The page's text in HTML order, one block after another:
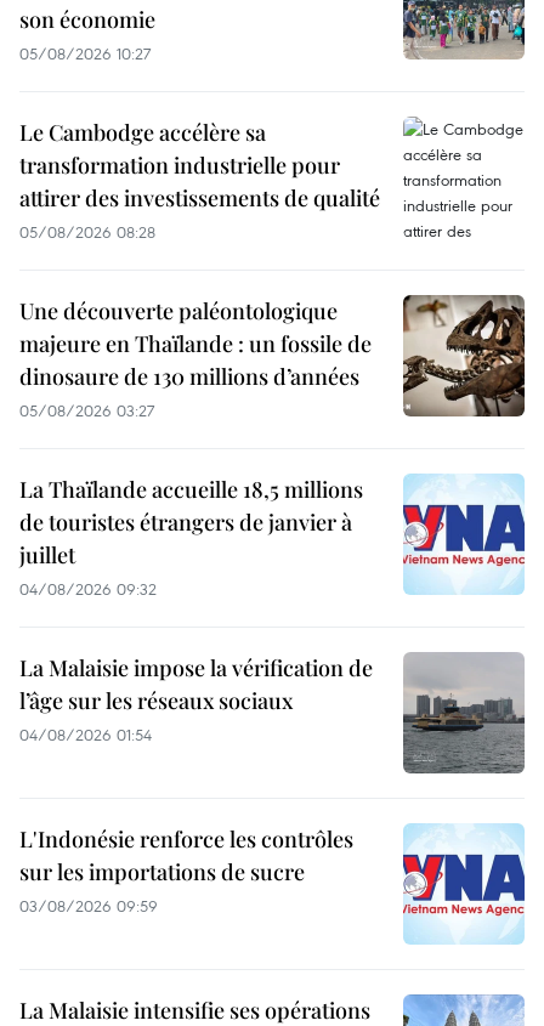
son économie
05/08/2026 10:27
Le Cambodge accélère sa
transformation industrielle pour
attirer des investissements de qualité
05/08/2026 08:28
Une découverte paléontologique
majeure en Thaïlande : un fossile de
dinosaure de 130 millions d’années
05/08/2026 03:27
La Thaïlande accueille 18,5 millions
de touristes étrangers de janvier à
juillet
04/08/2026 09:32
La Malaisie impose la vérification de
l’âge sur les réseaux sociaux
04/08/2026 01:54
L'Indonésie renforce les contrôles
sur les importations de sucre
03/08/2026 09:59
La Malaisie intensifie ses opérations